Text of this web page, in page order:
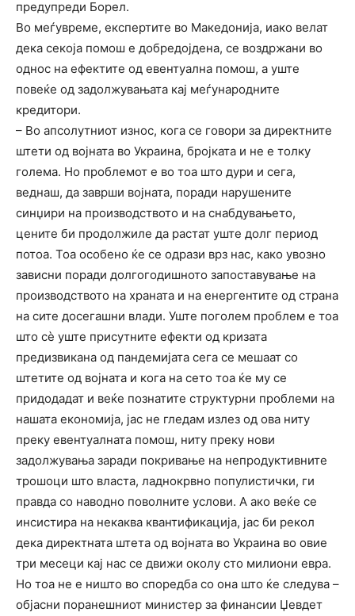
предупреди Борел.
Во меѓувреме, експертите во Македонија, иако велат
дека секоја помош е добредојдена, се воздржани во
однос на ефектите од евентуална помош, а уште
повеќе од задолжувањата кај меѓународните
кредитори.
– Во апсолутниот износ, кога се говори за директните
штети од војната во Украина, бројката и не е толку
голема. Но проблемот е во тоа што дури и сега,
веднаш, да заврши војната, поради нарушените
синџири на производството и на снабдувањето,
цените би продолжиле да растат уште долг период
потоа. Тоа особено ќе се одрази врз нас, како увозно
зависни поради долгогодишното запоставување на
производството на храната и на енергентите од страна
на сите досегашни влади. Уште поголем проблем е тоа
што сѐ уште присутните ефекти од кризата
предизвикана од пандемијата сега се мешаат со
штетите од војната и кога на сето тоа ќе му се
придодадат и веќе познатите структурни проблеми на
нашата економија, јас не гледам излез од ова ниту
преку евентуалната помош, ниту преку нови
задолжувања заради покривање на непродуктивните
трошоци што власта, ладнокрвно популистички, ги
правда со наводно поволните услови. А ако веќе се
инсистира на некаква квантификација, јас би рекол
дека директната штета од војната во Украина во овие
три месеци кај нас се движи околу сто милиони евра.
Но тоа не е ништо во споредба со она што ќе следува –
објасни поранешниот министер за финансии Џевдет